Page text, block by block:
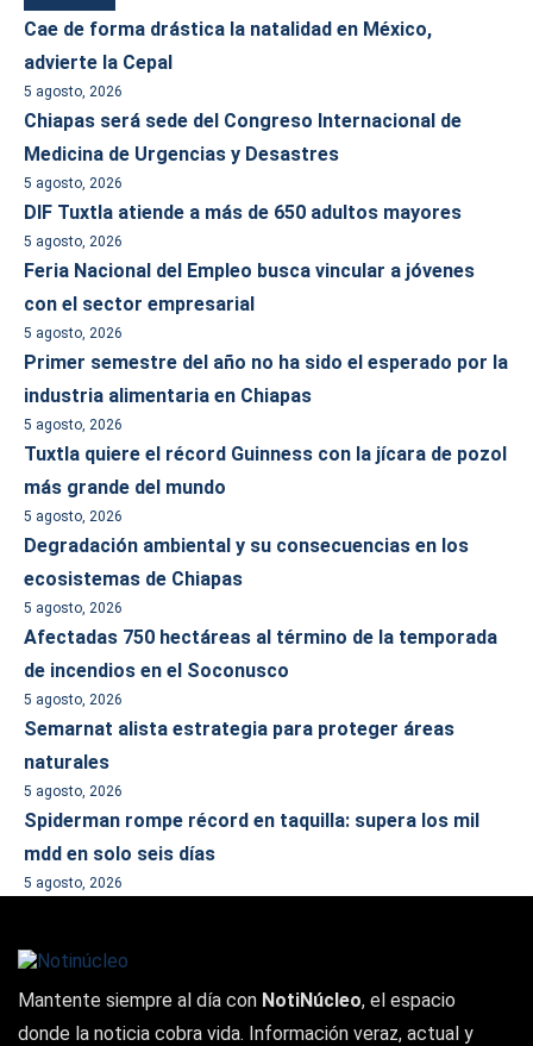
Cae de forma drástica la natalidad en México,
advierte la Cepal
5 agosto, 2026
Chiapas será sede del Congreso Internacional de
Medicina de Urgencias y Desastres
5 agosto, 2026
DIF Tuxtla atiende a más de 650 adultos mayores
5 agosto, 2026
Feria Nacional del Empleo busca vincular a jóvenes
con el sector empresarial
5 agosto, 2026
Primer semestre del año no ha sido el esperado por la
industria alimentaria en Chiapas
5 agosto, 2026
Tuxtla quiere el récord Guinness con la jícara de pozol
más grande del mundo
5 agosto, 2026
Degradación ambiental y su consecuencias en los
ecosistemas de Chiapas
5 agosto, 2026
Afectadas 750 hectáreas al término de la temporada
de incendios en el Soconusco
5 agosto, 2026
Semarnat alista estrategia para proteger áreas
naturales
5 agosto, 2026
Spiderman rompe récord en taquilla: supera los mil
mdd en solo seis días
5 agosto, 2026
Mantente siempre al día con NotiNúcleo, el espacio
donde la noticia cobra vida. Información veraz, actual y